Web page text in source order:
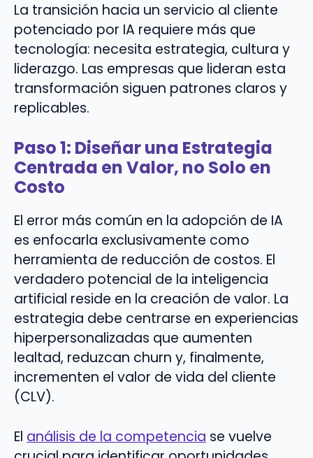
La transición hacia un servicio al cliente
potenciado por IA requiere más que
tecnología: necesita estrategia, cultura y
liderazgo. Las empresas que lideran esta
transformación siguen patrones claros y
replicables.
Paso 1: Diseñar una Estrategia
Centrada en Valor, no Solo en
Costo
El error más común en la adopción de IA
es enfocarla exclusivamente como
herramienta de reducción de costos. El
verdadero potencial de la inteligencia
artificial reside en la creación de valor. La
estrategia debe centrarse en experiencias
hiperpersonalizadas que aumenten
lealtad, reduzcan churn y, finalmente,
incrementen el valor de vida del cliente
(CLV).
El análisis de la competencia se vuelve